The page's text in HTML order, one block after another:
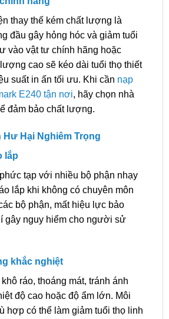
thay thế kém chất lượng là
đầu gây hỏng hóc và giảm tuổi
vào vật tư chính hãng hoặc
cao sẽ kéo dài tuổi thọ thiết
suất in ấn tối ưu. Khi cần nạp
E240 tận nơi, hãy chọn nhà
đảm bảo chất lượng.
Hư Hại Nghiêm Trọng
lắp
tạp với nhiều bộ phận nhạy
lắp khi không có chuyên môn
bộ phận, mất hiệu lực bảo
gây nguy hiểm cho người sử
khắc nghiệt
ráo, thoáng mát, tránh ánh
độ cao hoặc độ ẩm lớn. Môi
hợp có thể làm giảm tuổi thọ linh